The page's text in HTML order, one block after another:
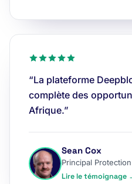
“La plateforme
complète des
Afrique.”
Sean Cox
Principal
Lire le témoignage